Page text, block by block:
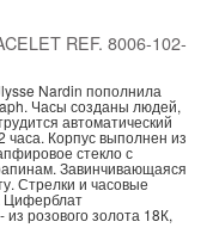
REF. 8006-102-
Nardin пополнила
Часы созданы людей,
автоматический
часа. Корпус выполнен из
стекло с
Завинчивающаяся
Стрелки и часовые
Циферблат
розового золота 18К,